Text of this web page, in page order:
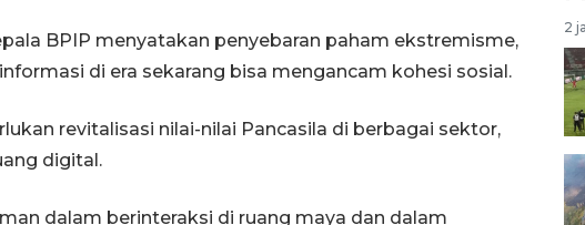
BPIP menyatakan penyebaran paham ekstremisme,
di era sekarang bisa mengancam kohesi sosial.
revitalisasi nilai-nilai Pancasila di berbagai sektor,
digital.
dalam berinteraksi di ruang maya dan dalam
2